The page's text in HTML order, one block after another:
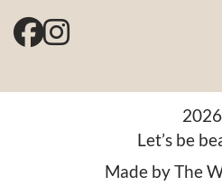
2026
Let’s be
Made byThe